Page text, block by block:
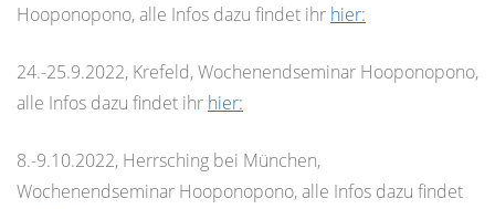
Hooponopono, alle Infos dazu findet ihr hier:
24.-25.9.2022, Krefeld, Wochenendseminar Hooponopono,
alle Infos dazu findet ihr hier:
8.-9.10.2022, Herrsching bei München,
Wochenendseminar Hooponopono, alle Infos dazu findet